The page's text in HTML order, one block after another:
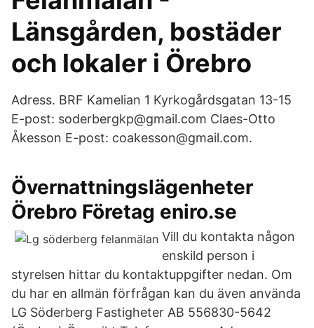
Länsgården, bostäder
och lokaler i Örebro
Adress. BRF Kamelian 1 Kyrkogårdsgatan 13-15
E-post: soderbergkp@gmail.com Claes-Otto
Åkesson E-post: coakesson@gmail.com.
Övernattningslägenheter
Örebro Företag eniro.se
Vill du kontakta någon
enskild person i
styrelsen hittar du kontaktuppgifter nedan. Om
du har en allmän förfrågan kan du även använda
LG Söderberg Fastigheter AB 556830-5642